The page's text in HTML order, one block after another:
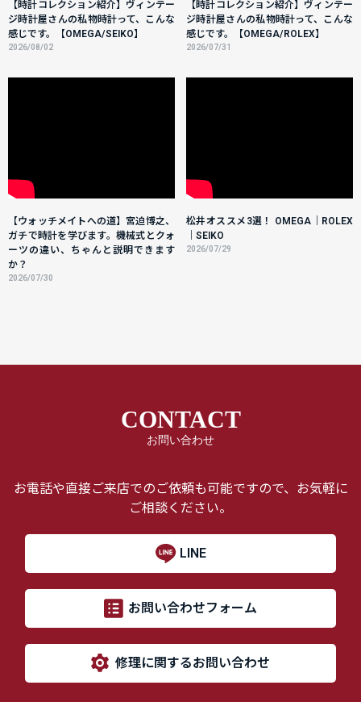
【時計コレクション紹介】ヴィンテー
ジ時計屋さんの私物時計って、こんな
感じです。【OMEGA/SEIKO】
2026/08/02
【時計コレクション紹介】ヴィンテー
ジ時計屋さんの私物時計って、こんな
感じです。【OMEGA/ROLEX】
2026/07/31
【ウォッチメイトへの道】宮迫博之、
ガチで時計を学びます。機械式とクォ
ーツの違い、ちゃんと説明できます
か？
2026/07/30
松井オススメ3選！ OMEGA｜ROLEX
｜SEIKO
2026/07/29
CONTACT
お問い合わせ
お電話や直接ご来店でのご依頼も可能ですので、お気軽に
ご相談ください。
LINE
お問い合わせフォーム
修理に関するお問い合わせ